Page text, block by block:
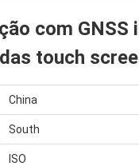
com GNSS
touch
China
South
ISO